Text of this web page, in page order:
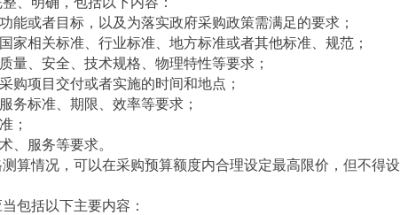
能或者目标，以及为落实政府采购政策需满足的要求；
家相关标准、行业标准、地方标准或者其他标准、规范；
量、安全、技术规格、物理特性等要求；
购项目交付或者实施的时间和地点；
务标准、期限、效率等要求；
；
、服务等要求。
算情况，可以在采购预算额度内合理设定最高限价，但不得设
包括以下主要内容：